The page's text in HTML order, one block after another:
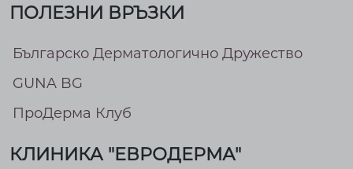
ПОЛЕЗНИ ВРЪЗКИ
Българско Дерматологично Дружество
GUNA BG
ПроДерма Клуб
КЛИНИКА "ЕВРОДЕРМА"